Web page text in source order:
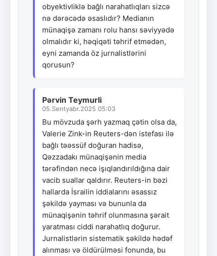
obyektivliklə bağlı narahatlıqları sizcə
nə dərəcədə əsaslıdır? Medianın
münaqişə zamanı rolu hansı səviyyədə
olmalıdır ki, həqiqəti təhrif etmədən,
eyni zamanda öz jurnalistlərini
qorusun?
Pərvin Teymurli
05.Sentyabr.2025 05:03
Bu mövzuda şərh yazmaq çətin olsa da,
Valerie Zink-in Reuters-dən istefası ilə
bağlı təəssüf doğuran hadisə,
Qəzzadakı münaqişənin media
tərəfindən necə işıqlandırıldığına dair
vacib suallar qaldırır. Reuters-in bəzi
hallarda İsrailin iddialarını əsassız
şəkildə yayması və bununla da
münaqişənin təhrif olunmasına şərait
yaratması ciddi narahatlıq doğurur.
Jurnalistlərin sistematik şəkildə hədəf
alınması və öldürülməsi fonunda, bu